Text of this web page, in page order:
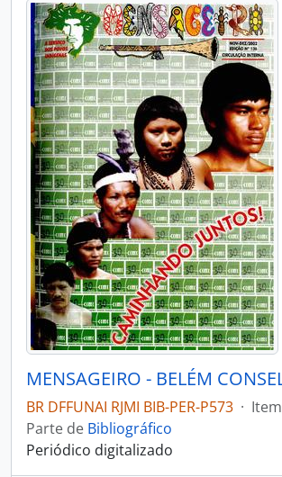
BR DFFUNAI RJMI BIB-PER-P573 · Item
Parte de Bibliográfico
Periódico digitalizado